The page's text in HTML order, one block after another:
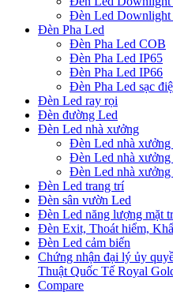
Đèn Led Downlight
Đèn Pha Led
Đèn Pha Led COB
Đèn Pha Led IP65
Đèn Pha Led IP66
Đèn Pha Led sạc
Đèn Led ray rọi
Đèn đường Led
Đèn Led nhà xưởng
Đèn Led nhà
Đèn Led nhà
Đèn Led nhà
Đèn Led trang trí
Đèn sân vườn Led
Đèn Led năng lượng mặt
Đèn Exit, Thoát hiểm,
Đèn Led cảm biến
Chứng nhận đại lý ủy
Thuật Quốc Tế Royal
Compare